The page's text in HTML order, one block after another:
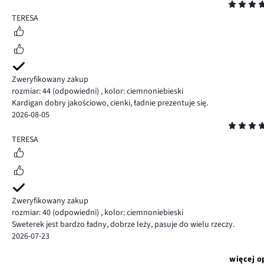
5
TERESA
Zweryfikowany zakup
rozmiar: 44 (odpowiedni) , kolor: ciemnoniebieski
Kardigan dobry jakościowo, cienki, ładnie prezentuje się.
2026-08-05
5
TERESA
Zweryfikowany zakup
rozmiar: 40 (odpowiedni) , kolor: ciemnoniebieski
Sweterek jest bardzo ładny, dobrze leży, pasuje do wielu rzeczy.
2026-07-23
więcej